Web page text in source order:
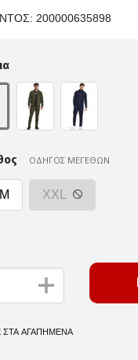
200000635898
ΟΔΗΓΟΣ ΜΕΓΕΘΩΝ
M XXL
ΣΤΑ ΑΓΑΠΗΜΕΝΑ